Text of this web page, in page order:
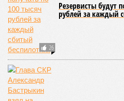
26
Резервисты будут
рублей за каждый